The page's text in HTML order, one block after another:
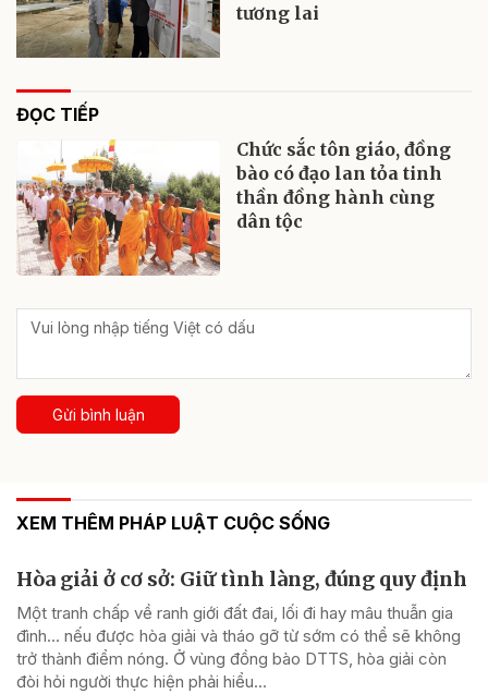
tương lai
ĐỌC TIẾP
Chức sắc tôn giáo, đồng
bào có đạo lan tỏa tinh
thần đồng hành cùng
dân tộc
Gửi bình luận
XEM THÊM PHÁP LUẬT CUỘC SỐNG
Hòa giải ở cơ sở: Giữ tình làng, đúng quy định
Một tranh chấp về ranh giới đất đai, lối đi hay mâu thuẫn gia
đình... nếu được hòa giải và tháo gỡ từ sớm có thể sẽ không
trở thành điểm nóng. Ở vùng đồng bào DTTS, hòa giải còn
đòi hỏi người thực hiện phải hiểu...